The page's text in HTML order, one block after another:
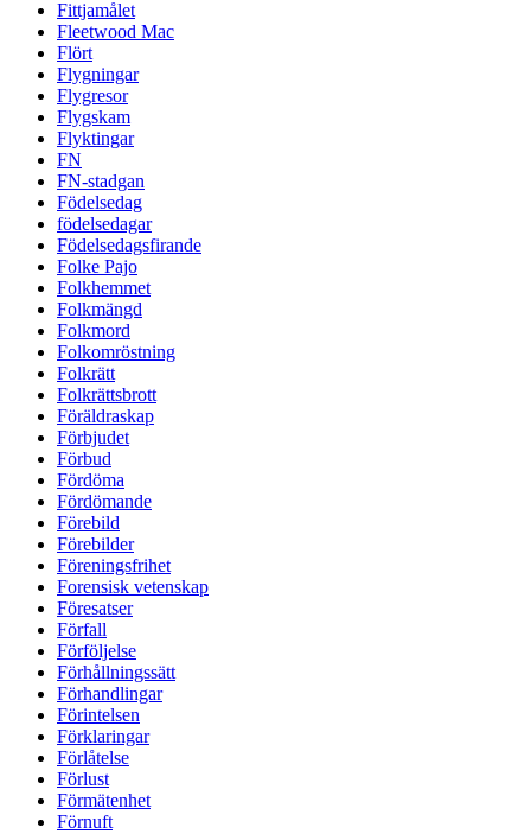
Fittjamålet
Fleetwood Mac
Flört
Flygningar
Flygresor
Flygskam
Flyktingar
FN
FN-stadgan
Födelsedag
födelsedagar
Födelsedagsfirande
Folke Pajo
Folkhemmet
Folkmängd
Folkmord
Folkomröstning
Folkrätt
Folkrättsbrott
Föräldraskap
Förbjudet
Förbud
Fördöma
Fördömande
Förebild
Förebilder
Föreningsfrihet
Forensisk vetenskap
Föresatser
Förfall
Förföljelse
Förhållningssätt
Förhandlingar
Förintelsen
Förklaringar
Förlåtelse
Förlust
Förmätenhet
Förnuft